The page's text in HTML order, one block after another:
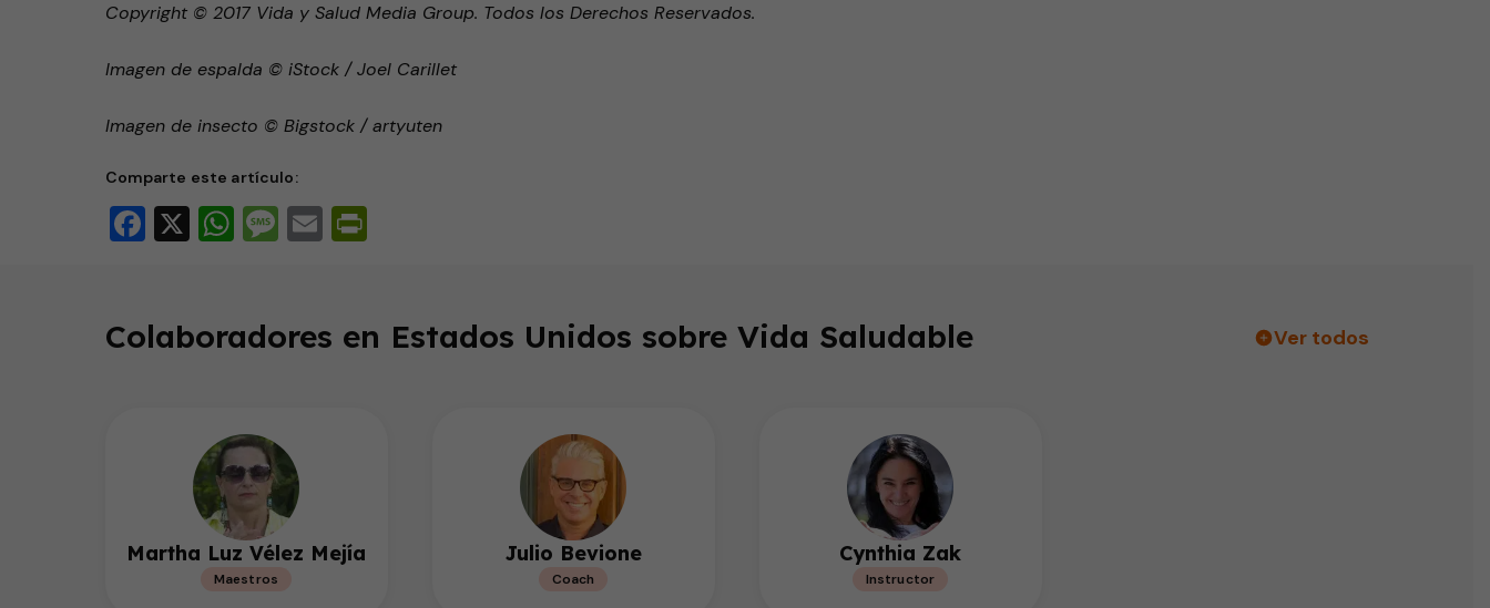
Copyright © 2017 Vida y Salud Media Group. Todos los Derechos Reservados.
Imagen de espalda © iStock / Joel Carillet
Imagen de insecto © Bigstock / artyuten
Comparte este artículo:
Facebook
X WhatsApp
Message
EmailPrintFriendly
Colaboradores en Estados Unidos sobre Vida Saludable Ver todos
Martha Luz Vélez Mejía
Maestros
Julio Bevione
Coach
Cynthia Zak
Instructor